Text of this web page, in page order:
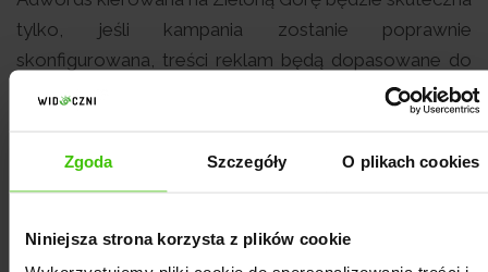
Zgoda Szczegóły O plikach cookies
Niniejsza strona korzysta z plików cookie
tylko, jeśli kampania zostanie poprawnie
skonfigurowana, treści reklam będą dopasowane do
odbiorcy, a agencja będzie optymalizowała i
analizowała reklamę Adwords w Zielonej Górze
regularnie.
Co warto zrobić przed wyborem agencji
Poznaj kwalifikacje pracowników i doświadczenie